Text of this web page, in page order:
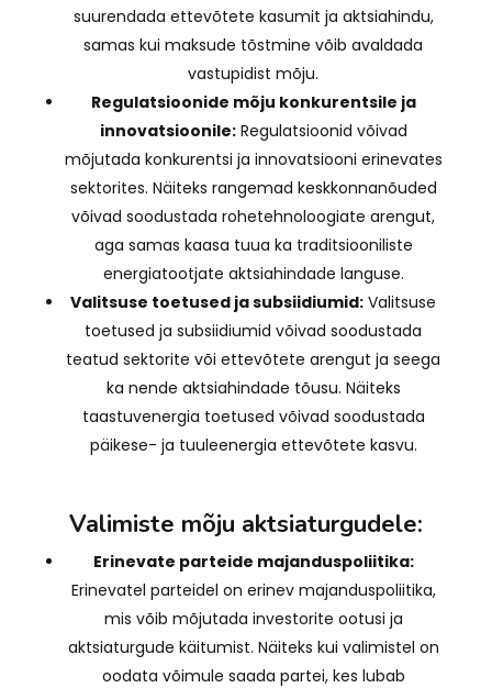
suurendada ettevõtete kasumit ja aktsiahindu,
samas kui maksude tõstmine võib avaldada
vastupidist mõju.
Regulatsioonide mõju konkurentsile ja
innovatsioonile:Regulatsioonid võivad
mõjutada konkurentsi ja innovatsiooni erinevates
sektorites. Näiteks rangemad keskkonnanõuded
võivad soodustada rohetehnoloogiate arengut,
aga samas kaasa tuua ka traditsiooniliste
energiatootjate aktsiahindade languse.
Valitsuse toetused ja subsiidiumid: Valitsuse
toetused ja subsiidiumid võivad soodustada
teatud sektorite või ettevõtete arengut ja seega
ka nende aktsiahindade tõusu. Näiteks
taastuvenergia toetused võivad soodustada
päikese- ja tuuleenergia ettevõtete kasvu.
Valimiste mõju aktsiaturgudele:
Erinevate parteide majanduspoliitika:
Erinevatel parteidel on erinev majanduspoliitika,
mis võib mõjutada investorite ootusi ja
aktsiaturgude käitumist. Näiteks kui valimistel on
oodata võimule saada partei, kes lubab